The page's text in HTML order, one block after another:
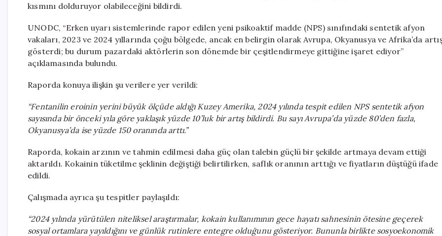
kısmını dolduruyor olabileceğini bildirdi.
UNODC, “Erken uyarı sistemlerinde rapor edilen yeni psikoaktif madde (NPS) sınıfındaki sentetik afyon
vakaları, 2023 ve 2024 yıllarında çoğu bölgede, ancak en belirgin olarak Avrupa, Okyanusya ve Afrika’da
gösterdi; bu durum pazardaki aktörlerin son dönemde bir çeşitlendirmeye gittiğine işaret ediyor”
açıklamasında bulundu.
Raporda konuya ilişkin şu verilere yer verildi:
“Fentanilin eroinin yerini büyük ölçüde aldığı Kuzey Amerika, 2024 yılında tespit edilen NPS sentetik afyon
sayısında bir önceki yıla göre yaklaşık yüzde 10’luk bir artış bildirdi. Bu sayı Avrupa’da yüzde 80’den fazla,
Okyanusya’da ise yüzde 150 oranında arttı.”
Raporda, kokain arzının ve tahmin edilmesi daha güç olan talebin güçlü bir şekilde artmaya devam ettiği
aktarıldı. Kokainin tüketilme şeklinin değiştiği belirtilirken, saflık oranının arttığı ve fiyatların düştüğü ifade
edildi.
Çalışmada ayrıca şu tespitler paylaşıldı:
“2024 yılında yürütülen niteliksel araştırmalar, kokain kullanımının gece hayatı sahnesinin ötesine geçerek
sosyal ortamlara yayıldığını ve günlük rutinlere entegre olduğunu gösteriyor. Bununla birlikte sosyoekonomik